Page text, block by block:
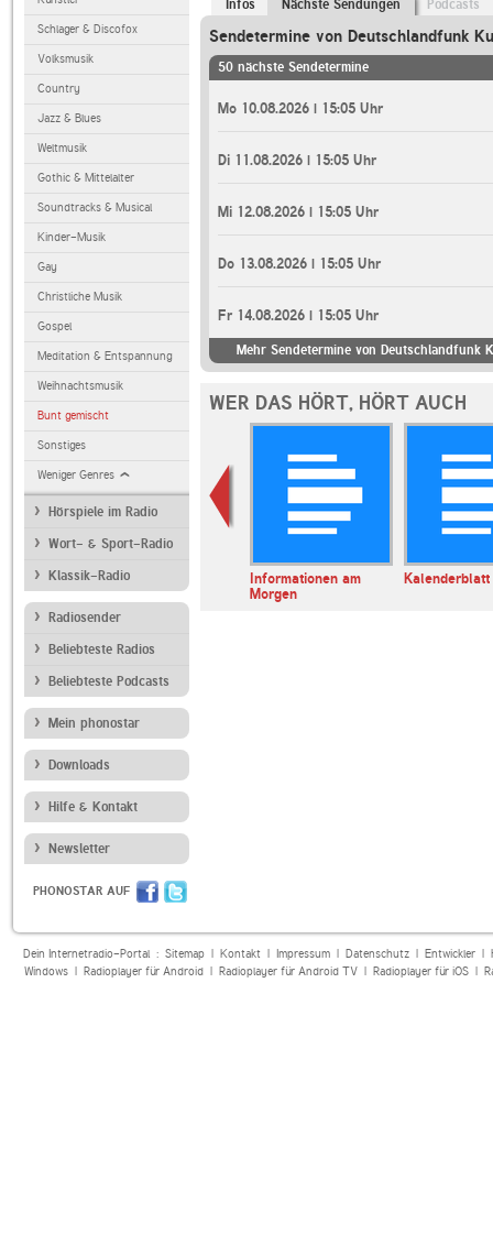
Schlager & Discofox
Volksmusik
Country
Jazz & Blues
Weltmusik
Gothic & Mittelalter
Soundtracks & Musical
Kinder-Musik
Gay
Christliche Musik
Gospel
Meditation & Entspannung
Weihnachtsmusik
Bunt gemischt
Sonstiges
Weniger Genres
Hörspiele im Radio
Wort- & Sport-Radio
Klassik-Radio
Radiosender
Beliebteste Radios
Beliebteste Podcasts
Mein phonostar
Downloads
Hilfe & Kontakt
Newsletter
PHONOSTAR AUF
Infos Nächste Sendungen Podcasts
Sendetermine von Deutschlandfunk
50 nächste Sendetermine
Mo 10.08.2026 | 15:05 Uhr
Di 11.08.2026 | 15:05 Uhr
Mi 12.08.2026 | 15:05 Uhr
Do 13.08.2026 | 15:05 Uhr
Fr 14.08.2026 | 15:05 Uhr
Mehr Sendetermine von Deutschlandfunk
WER DAS HÖRT, HÖRT AUCH
ARD Radiofestival:
Jazz
Informationen am
Morgen
Kalenderblatt
Dein Internetradio-Portal : Sitemap| Kontakt| Impressum| Datenschutz| Entwickler|
Windows| Radioplayer für Android| Radioplayer für Android TV| Radioplayer für iOS|